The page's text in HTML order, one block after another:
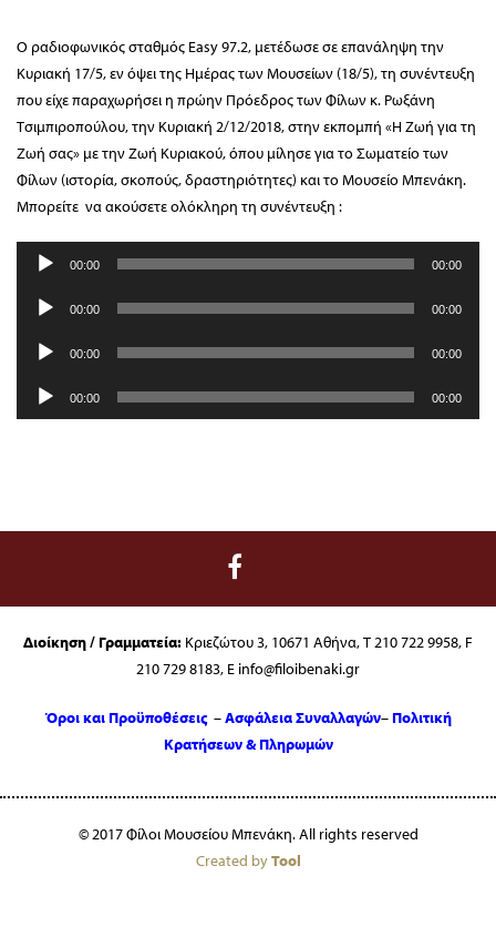
Ο ραδιοφωνικός σταθμός Easy 97.2, μετέδωσε σε επανάληψη την
Κυριακή 17/5, εν όψει της Ημέρας των Μουσείων (18/5), τη συνέντευξη
που είχε παραχωρήσει η πρώην Πρόεδρος των Φίλων κ. Ρωξάνη
Τσιμπιροπούλου, την Κυριακή 2/12/2018, στην εκπομπή «H Ζωή για τη
Ζωή σας» με την Ζωή Κυριακού, όπου μίλησε για το Σωματείο των
Φίλων (ιστορία, σκοπούς, δραστηριότητες) και το Μουσείο Μπενάκη.
Μπορείτε να ακούσετε ολόκληρη τη συνέντευξη :
Πρόγραμμα
Ήχου
00:00 00:00
Πρόγραμμα
Ήχου
00:00 00:00
Πρόγραμμα
Ήχου
00:00 00:00
Πρόγραμμα
00:00 00:00
Διοίκηση / Γραμματεία: Κριεζώτου 3, 10671 Αθήνα, T 210 722 9958, F
210 729 8183, E info@filoibenaki.gr
Όροι και Προϋποθέσεις –Ασφάλεια Συναλλαγών– Πολιτική
Κρατήσεων & Πληρωμών
© 2017 Φίλοι Μουσείου Μπενάκη. All rights reserved
Created byTool